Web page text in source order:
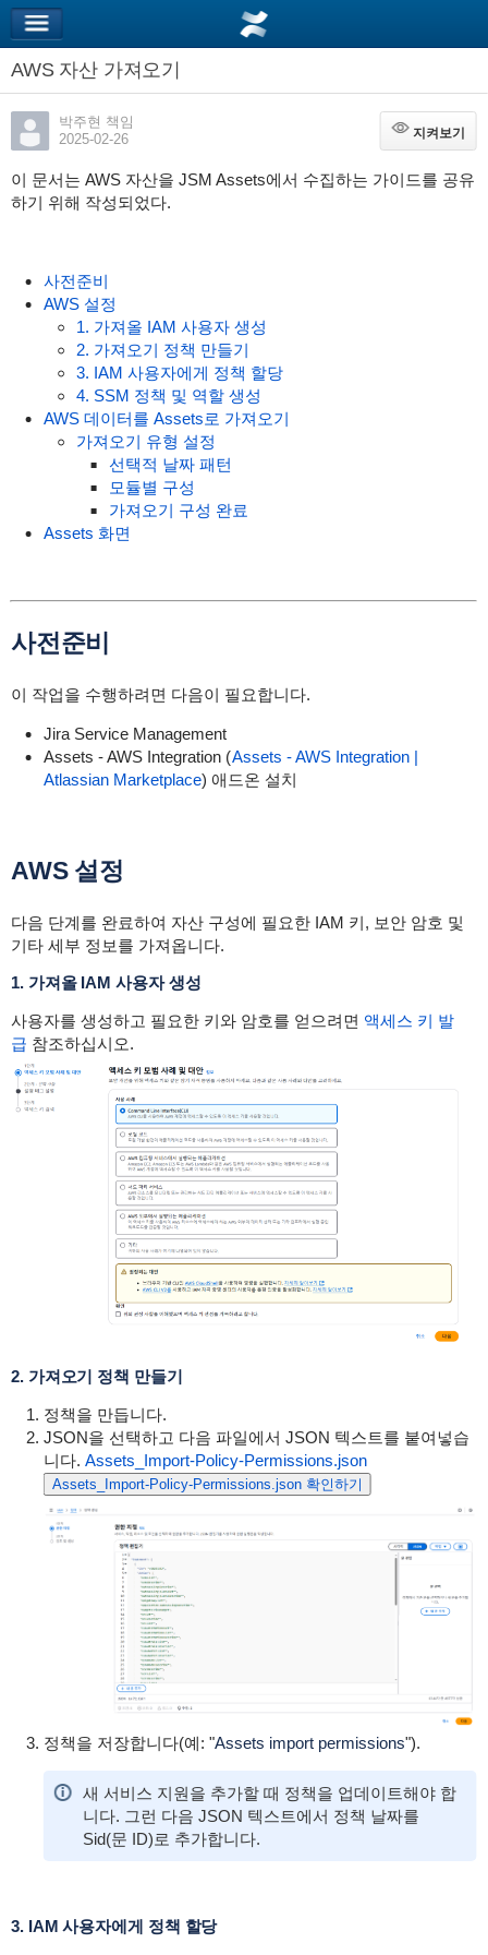
AWS 자산 가져오기
박주현 책임
2025-02-26
지켜보기
지켜보기
이 문서는 AWS 자산을 JSM Assets에서 수집하는 가이드를 공유
하기 위해 작성되었다.
사전준비
AWS 설정
1. 가져올 IAM 사용자 생성
2. 가져오기 정책 만들기
3. IAM 사용자에게 정책 할당
4. SSM 정책 및 역할 생성
AWS 데이터를 Assets로 가져오기
가져오기 유형 설정
선택적 날짜 패턴
모듈별 구성
가져오기 구성 완료
Assets 화면
사전준비
이 작업을 수행하려면 다음이 필요합니다.
Jira Service Management
Assets - AWS Integration (Assets - AWS Integration |
Atlassian Marketplace) 애드온 설치
AWS 설정
다음 단계를 완료하여 자산 구성에 필요한 IAM 키, 보안 암호 및
기타 세부 정보를 가져옵니다.
1. 가져올 IAM 사용자 생성
사용자를 생성하고 필요한 키와 암호를 얻으려면 액세스 키 발
급 참조하십시오.
2. 가져오기 정책 만들기
정책을 만듭니다.
JSON을 선택하고 다음 파일에서 JSON 텍스트를 붙여넣습
니다. Assets_Import-Policy-Permissions.json
Assets_Import-Policy-Permissions.json 확인하기
정책을 저장합니다(예: "Assets import permissions").
새 서비스 지원을 추가할 때 정책을 업데이트해야 합
니다. 그런 다음 JSON 텍스트에서 정책 날짜를
Sid(문 ID)로 추가합니다.
3. IAM 사용자에게 정책 할당